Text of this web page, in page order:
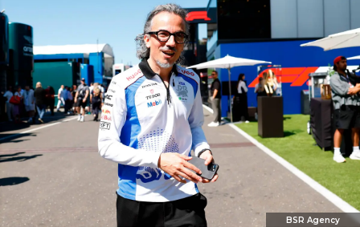
BSR Agency